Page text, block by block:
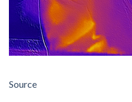
Source